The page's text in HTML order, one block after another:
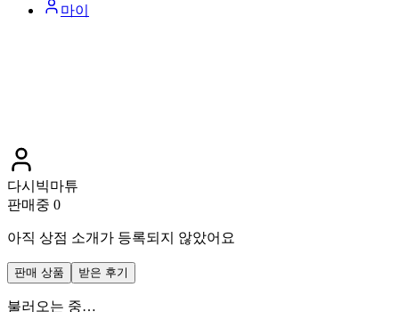
마이
다시빅마튜
판매중 0
아직 상점 소개가 등록되지 않았어요
판매 상품 받은 후기
불러오는 중…